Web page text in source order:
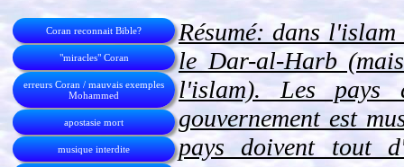
Coran reconnait Bible?
"miracles" Coran
erreurs Coran / mauvais exemples
Mohammed
apostasie mort
musique interdite
Résumé: dans
le Dar-al-Harb
l'islam). Les pays
gouvernement est
pays doivent tout